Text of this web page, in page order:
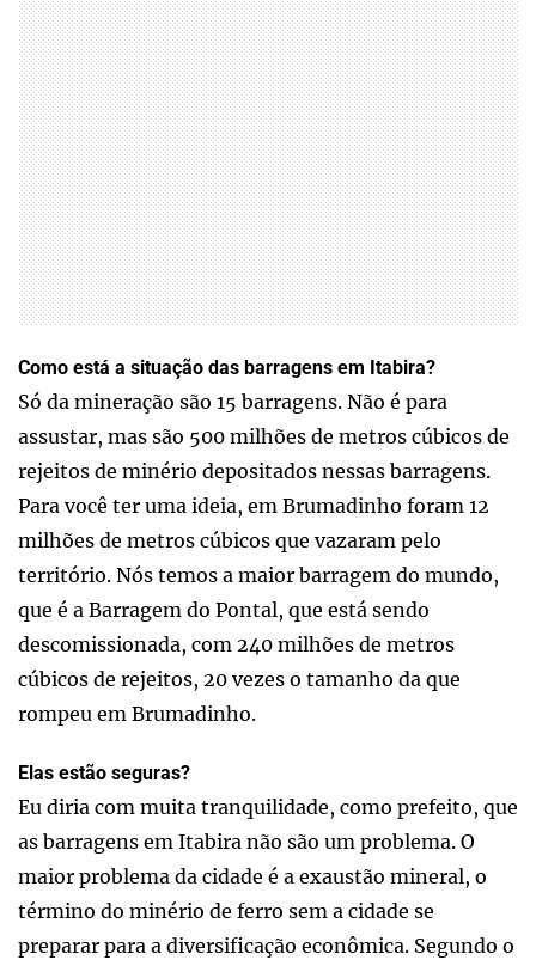
Como está a situação das barragens em Itabira?
Só da mineração são 15 barragens. Não é para
assustar, mas são 500 milhões de metros cúbicos de
rejeitos de minério depositados nessas barragens.
Para você ter uma ideia, em Brumadinho foram 12
milhões de metros cúbicos que vazaram pelo
território. Nós temos a maior barragem do mundo,
que é a Barragem do Pontal, que está sendo
descomissionada, com 240 milhões de metros
cúbicos de rejeitos, 20 vezes o tamanho da que
rompeu em Brumadinho.
Elas estão seguras?
Eu diria com muita tranquilidade, como prefeito, que
as barragens em Itabira não são um problema. O
maior problema da cidade é a exaustão mineral, o
término do minério de ferro sem a cidade se
preparar para a diversificação econômica. Segundo o